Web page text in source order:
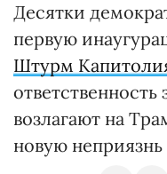
Десятки
первую
Штурм
возлагают на
новую